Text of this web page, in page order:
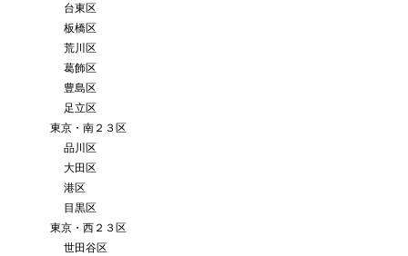
台東区
板橋区
荒川区
葛飾区
豊島区
足立区
東京・南２３区
品川区
大田区
港区
目黒区
東京・西２３区
世田谷区